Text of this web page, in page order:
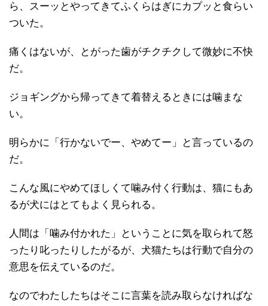
ら、スーッとやってきてふくらはぎにカプッと食らい
ついた。
痛くはないが、とがった歯がチクチクして微妙に不快
だ。
ジョギングから帰ってきて着替えるときには噛まな
い。
明らかに「行かないでー、やめてー」と言っているの
だ。
こんな風にやめてほしくて噛み付く行動は、猫にもあ
るが犬にはとてもよく見られる。
人間は「噛み付かれた」ということに気を取られて怒
ったり叱ったりしたがるが、犬猫たちは行動で自分の
意思を伝えているのだ。
なのでわたしたちはそこに言葉を読み取らなければな